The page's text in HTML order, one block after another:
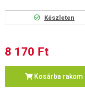
Készleten
8 170 Ft
Kosárba rakom